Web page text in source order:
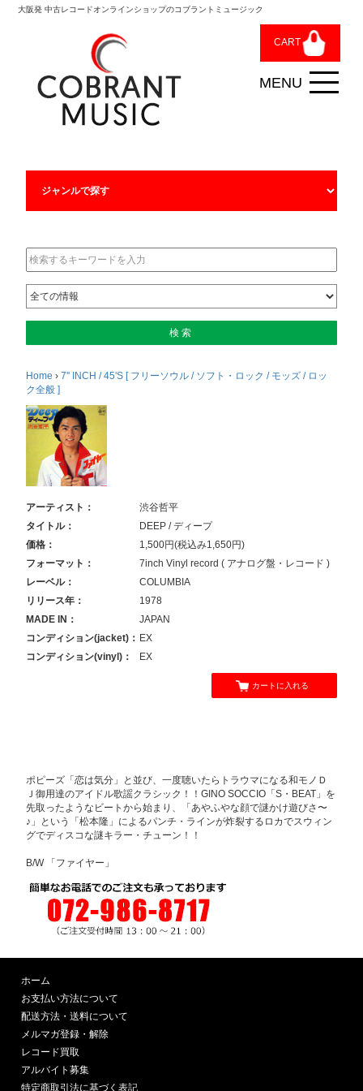
大阪発 中古レコードオンラインショップのコブラントミュージック
CART
Home ›7'' INCH / 45'S [ フリーソウル / ソフト・ロック / モッズ / ロッ
ク全般 ]
アーティスト：
渋谷哲平
タイトル：
DEEP / ディープ
価格：
1,500円(税込み1,650円)
フォーマット：
7inch Vinyl record ( アナログ盤・レコード )
レーベル：
COLUMBIA
リリース年：
1978
MADE IN：
JAPAN
コンディション(jacket)： EX
コンディション(vinyl)：
EX
カートに入れる
ポピーズ「恋は気分」と並び、一度聴いたらトラウマになる和モノＤ
Ｊ御用達のアイドル歌謡クラシック！！GINO SOCCIO「S・BEAT」を
先取ったようなビートから始まり、「あやふやな顔で謎かけ遊びさ〜
♪」という「松本隆」によるパンチ・ラインが炸裂するロカでスウィン
グでディスコな謎キラー・チューン！！
B/W 「ファイヤー」
ホーム
お支払い方法について
配送方法・送料について
メルマガ登録・解除
レコード買取
アルバイト募集
特定商取引法に基づく表記